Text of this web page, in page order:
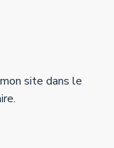
site dans le